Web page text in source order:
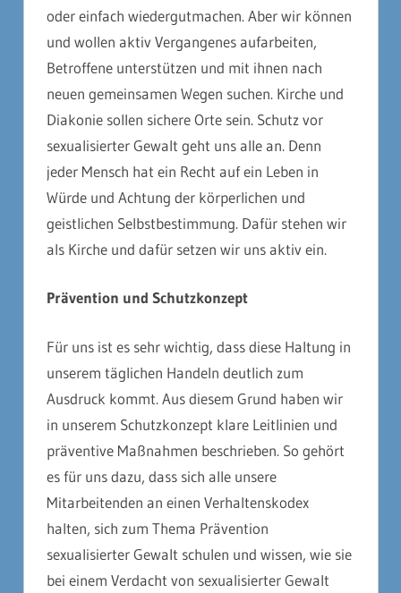
oder einfach wiedergutmachen. Aber wir können
und wollen aktiv Vergangenes aufarbeiten,
Betroffene unterstützen und mit ihnen nach
neuen gemeinsamen Wegen suchen. Kirche und
Diakonie sollen sichere Orte sein. Schutz vor
sexualisierter Gewalt geht uns alle an. Denn
jeder Mensch hat ein Recht auf ein Leben in
Würde und Achtung der körperlichen und
geistlichen Selbstbestimmung. Dafür stehen wir
als Kirche und dafür setzen wir uns aktiv ein.
Prävention und Schutzkonzept
Für uns ist es sehr wichtig, dass diese Haltung in
unserem täglichen Handeln deutlich zum
Ausdruck kommt. Aus diesem Grund haben wir
in unserem Schutzkonzept klare Leitlinien und
präventive Maßnahmen beschrieben. So gehört
es für uns dazu, dass sich alle unsere
Mitarbeitenden an einen Verhaltenskodex
halten, sich zum Thema Prävention
sexualisierter Gewalt schulen und wissen, wie sie
bei einem Verdacht von sexualisierter Gewalt